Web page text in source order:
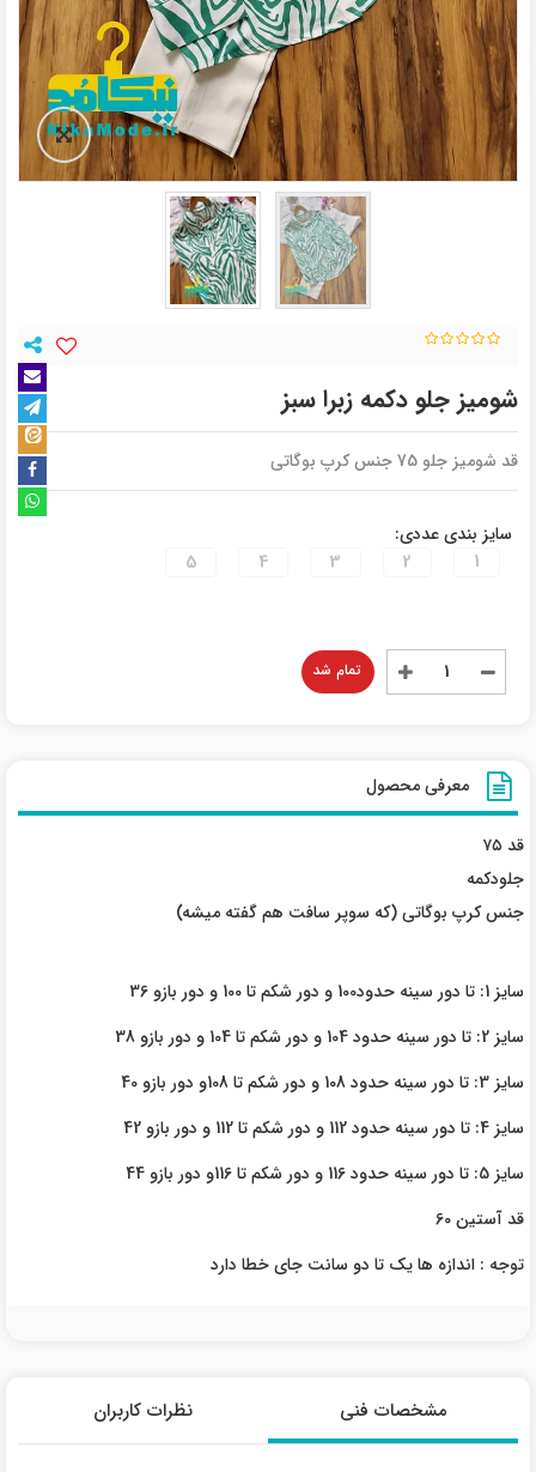
شومیز جلو دکمه زبرا سبز
قد شومیز جلو 75 جنس کرپ بوگاتی
سایز بندی عددی:
1
2
3
4
5
تمام شد
معرفی محصول
قد ۷۵
جلو‌دکمه
جنس کرپ بوگاتی (که سوپر سافت هم گفته میشه)
سایز 1: تا دور سینه حدود100 و دور شکم تا 100 و دور بازو 36
سایز 2: تا دور سینه حدود 104 و دور شکم تا 104 و دور بازو 38
سایز 3: تا دور سینه حدود 108 و دور شکم تا 108و دور بازو 40
سایز 4: تا دور سینه حدود 112 و دور شکم تا 112 و دور بازو 42
سایز 5: تا دور سینه حدود 116 و دور شکم تا 116و دور بازو 44
قد آستین 60
توجه : اندازه ها یک تا دو سانت جای خطا دارد
مشخصات فنی نظرات کاربران